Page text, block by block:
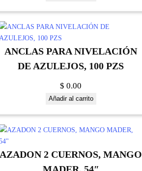
ANCLAS PARA NIVELACIÓN
DE AZULEJOS, 100 PZS
$ 0.00
Añadir al carrito
AZADON 2 CUERNOS, MANGO